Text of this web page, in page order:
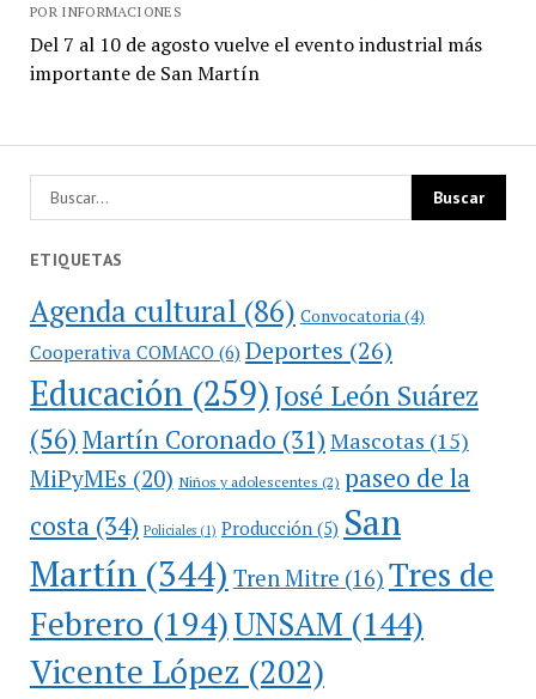
POR INFORMACIONES
Del 7 al 10 de agosto vuelve el evento industrial más
importante de San Martín
ETIQUETAS
Agenda cultural (86) Convocatoria (4)
Cooperativa COMACO(6) Deportes (26)
Educación(259)José León Suárez
(56)Martín Coronado (31) Mascotas (15)
MiPyMEs (20) Niños y adolescentes (2) paseo de la
costa(34) Policiales(1) Producción(5) San
Martín(344) Tren Mitre (16) Tres de
Febrero (194)UNSAM (144)
Vicente López (202)